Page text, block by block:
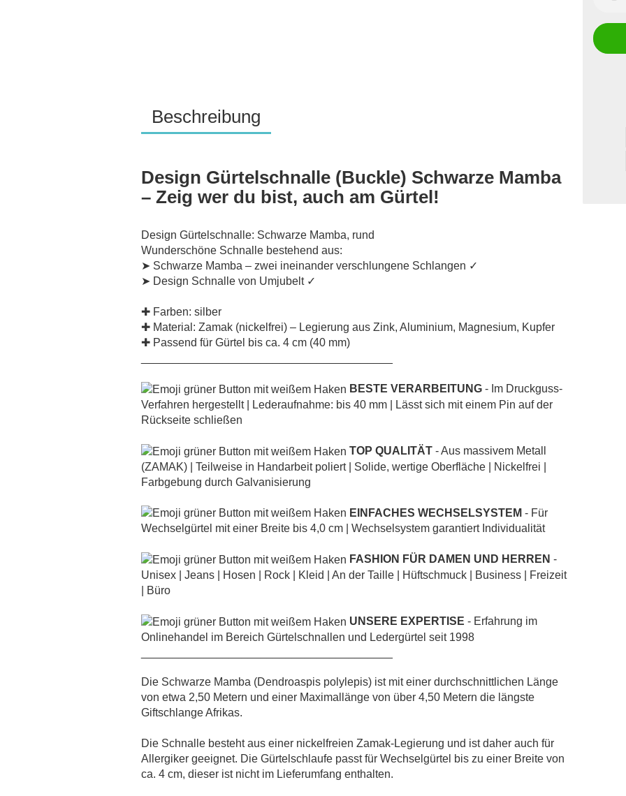
Beschreibung
Design Gürtelschnalle (Buckle) Schwarze Mamba
– Zeig wer du bist, auch am Gürtel!
Design Gürtelschnalle: Schwarze Mamba, rund
Wunderschöne Schnalle bestehend aus:
➤ Schwarze Mamba – zwei ineinander verschlungene Schlangen ✓
➤ Design Schnalle von Umjubelt ✓
✚ Farben: silber
✚ Material: Zamak (nickelfrei) – Legierung aus Zink, Aluminium, Magnesium, Kupfer
✚ Passend für Gürtel bis ca. 4 cm (40 mm)
BESTE VERARBEITUNG - Im Druckguss-
Verfahren hergestellt | Lederaufnahme: bis 40 mm | Lässt sich mit einem Pin auf der
Rückseite schließen
TOP QUALITÄT - Aus massivem Metall
(ZAMAK) | Teilweise in Handarbeit poliert | Solide, wertige Oberfläche | Nickelfrei |
Farbgebung durch Galvanisierung
EINFACHES WECHSELSYSTEM - Für
Wechselgürtel mit einer Breite bis 4,0 cm | Wechselsystem garantiert Individualität
FASHION FÜR DAMEN UND HERREN -
Unisex | Jeans | Hosen | Rock | Kleid | An der Taille | Hüftschmuck | Business | Freizeit
| Büro
UNSERE EXPERTISE - Erfahrung im
Onlinehandel im Bereich Gürtelschnallen und Ledergürtel seit 1998
Die Schwarze Mamba (Dendroaspis polylepis) ist mit einer durchschnittlichen Länge
von etwa 2,50 Metern und einer Maximallänge von über 4,50 Metern die längste
Giftschlange Afrikas.
Die Schnalle besteht aus einer nickelfreien Zamak-Legierung und ist daher auch für
Allergiker geeignet. Die Gürtelschlaufe passt für Wechselgürtel bis zu einer Breite von
ca. 4 cm, dieser ist nicht im Lieferumfang enthalten.